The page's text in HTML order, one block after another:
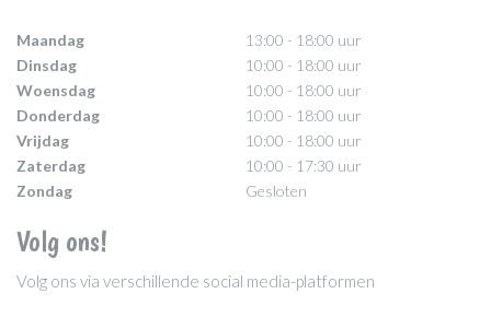
Maandag
13:00 - 18:00 uur
Dinsdag
10:00 - 18:00 uur
Woensdag
10:00 - 18:00 uur
Donderdag
10:00 - 18:00 uur
Vrijdag
10:00 - 18:00 uur
Zaterdag
10:00 - 17:30 uur
Zondag
Gesloten
Volg ons!
Volg ons via verschillende social media-platformen